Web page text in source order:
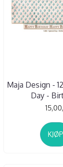
Maja Design -
Day -
KJØP